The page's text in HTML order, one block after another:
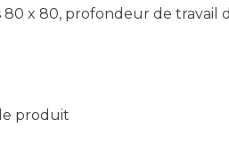
x 80, profondeur de travail
produit